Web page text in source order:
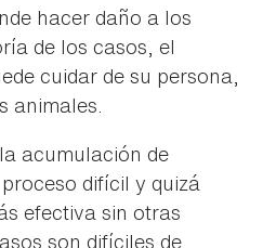
hacer daño a los
de los casos, el
cuidar de su persona,
animales.
acumulación de
difícil y quizá
efectiva sin otras
son difíciles de